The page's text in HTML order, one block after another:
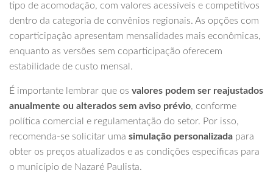
tipo de acomodação, com valores acessíveis e competitivos
dentro da categoria de convênios regionais. As opções com
coparticipação apresentam mensalidades mais econômicas,
enquanto as versões sem coparticipação oferecem
estabilidade de custo mensal.
É importante lembrar que os valores podem ser reajustados
anualmente ou alterados sem aviso prévio, conforme
política comercial e regulamentação do setor. Por isso,
recomenda-se solicitar uma simulação personalizada para
obter os preços atualizados e as condições específicas para
o município de Nazaré Paulista.